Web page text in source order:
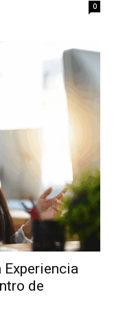
0
Experiencia
de